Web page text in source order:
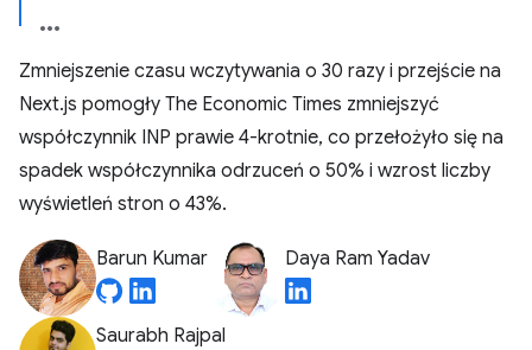
Zmniejszenie czasu wczytywania o 30 razy i przejście na
Next.js pomogły The Economic Times zmniejszyć
współczynnik INP prawie 4-krotnie, co przełożyło się na
spadek współczynnika odrzuceń o 50% i wzrost liczby
wyświetleń stron o 43%.
Barun Kumar Daya Ram Yadav
Saurabh Rajpal